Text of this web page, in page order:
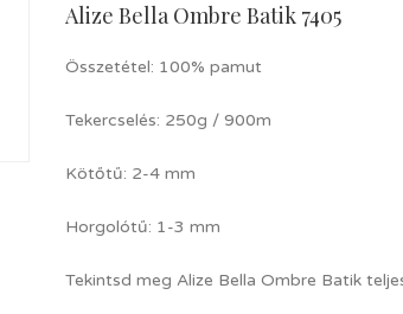
Alize Bella Ombre Batik 7405
Összetétel: 100% pamut
Tekercselés: 250g / 900m
Kötőtű: 2-4 mm
Horgolótű: 1-3 mm
Tekintsd meg Alize Bella Ombre Batik